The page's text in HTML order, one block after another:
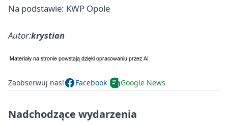
Na podstawie: KWP Opole
Autor:krystian
Zaobserwuj nas! Facebook Google News
Nadchodzące wydarzenia